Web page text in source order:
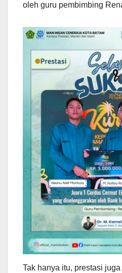
oleh guru pembimbing
Tak hanya itu, prestasi